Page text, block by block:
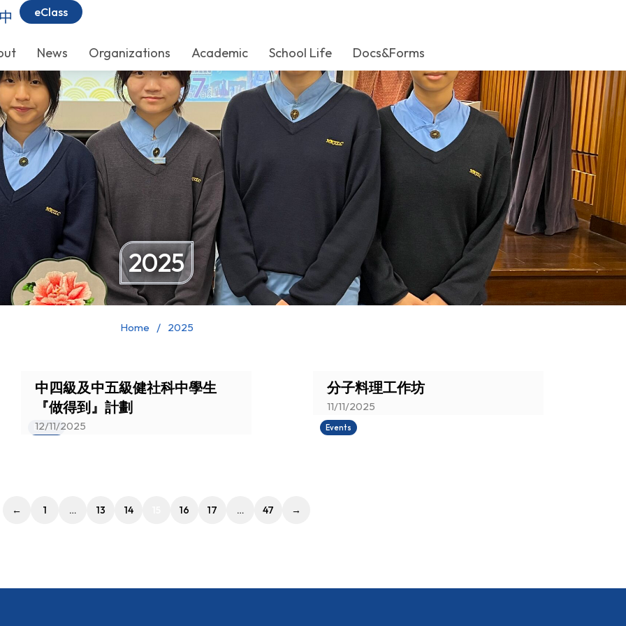
eClass
News Organizations Academic School Life Docs&Forms
2025
Home 2025
Events
中四級及中五級健社科中學生
『做得到』計劃
12/11/2025 Events
分子料理工作坊
11/11/2025
← 1 … 13 14 16 17 … 47 →